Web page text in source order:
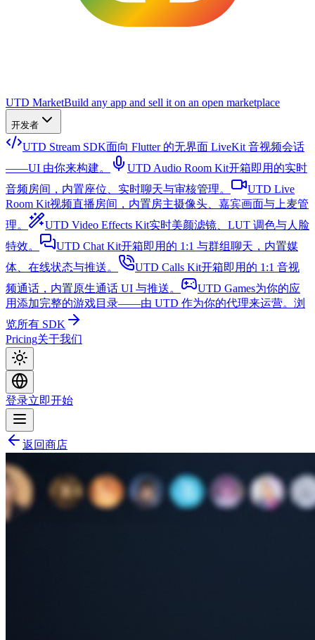
UTD MarketBuild any app and sell it on an open marketplace
开发者
UTD Stream SDK面向 Flutter 的无界面 LiveKit 音视频会话
——UI 由你来构建。
UTD Audio Room Kit开箱即用的实时
音频房间，内置座位、实时聊天与审核管理。
UTD Live
Room Kit视频直播房间，内置房主摄像头、嘉宾画面与上麦管
理。
UTD Video Effects Kit实时美颜滤镜、LUT 调色与人脸
特效。
UTD Chat Kit开箱即用的 1:1 与群组聊天，内置媒
体、在线状态与推送。
UTD Calls Kit开箱即用的 1:1 音视
频通话，内置原生通话 UI 与推送。
UTD Games为你的应
用添加完整的游戏目录——由 UTD 作为你的代理来运营。 浏
览所有 SDK
Pricing关于我们
登录立即开始
返回商店